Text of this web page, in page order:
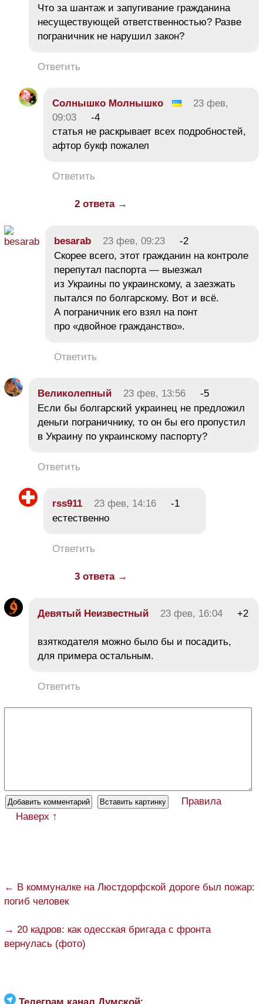
Что за шантаж и запугивание гражданина
несуществующей ответственностью? Разве
пограничник не нарушил закон?
Ответить
Солнышко Молнышко
23 фев,
09:03
-4
статья не раскрывает всех подробностей,
афтор букф пожалел
Ответить
2 ответа →
besarab 23 фев, 09:23
-2
Скорее всего, этот гражданин на контроле
перепутал паспорта — выезжал
из Украины по украинскому, а заезжать
пытался по болгарскому. Вот и всё.
А пограничник его взял на понт
про «двойное гражданство».
Ответить
Великолепный 23 фев, 13:56
-5
Если бы болгарский украинец не предложил
деньги пограничнику, то он бы его пропустил
в Украину по украинскому паспорту?
Ответить
rss911 23 фев, 14:16
-1
естественно
Ответить
3 ответа →
Девятый Неизвестный 23 фев, 16:04 +2
взяткодателя можно было бы и посадить,
для примера остальным.
Ответить
Правила
Наверх ↑
← В коммуналке на Люстдорфской дороге был пожар:
погиб человек
→ 20 кадров: как одесская бригада с фронта
вернулась (фото)